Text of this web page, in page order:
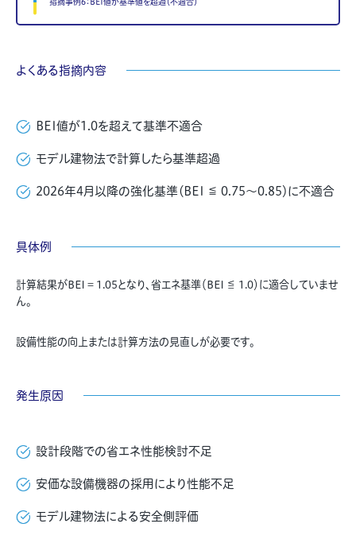
よくある指摘内容
BEI値が1.0を超えて基準不適合
モデル建物法で計算したら基準超過
2026年4月以降の強化基準（BEI ≦ 0.75〜0.85）に不適合
具体例
計算結果がBEI = 1.05となり、省エネ基準（BEI ≦ 1.0）に適合していませ
ん。
設備性能の向上または計算方法の見直しが必要です。
発生原因
設計段階での省エネ性能検討不足
安価な設備機器の採用により性能不足
モデル建物法による安全側評価